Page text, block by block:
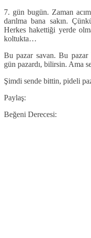
7. gün bugün. Zaman
darılma bana sakın.
Herkes hakettiği yerde
koltukta…
Bu pazar savan. Bu pazar
gün pazardı, bilirsin. Ama
Şimdi sende bittin, pideli
Paylaş:
Beğeni Derecesi: